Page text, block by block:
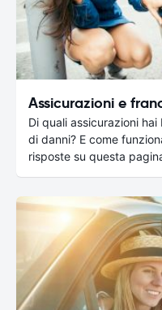
Assicurazioni e
Di quali assicurazioni
di danni? E come
risposte su questa